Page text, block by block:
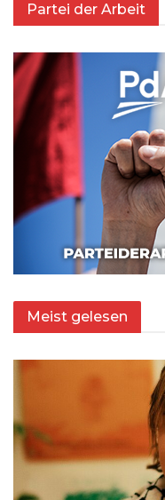
Partei der Arbeit
Meist gelesen